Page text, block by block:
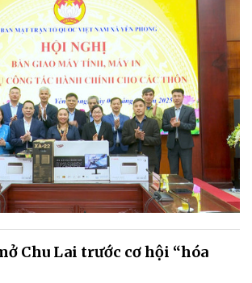
Chu Lai trước cơ hội “hóa